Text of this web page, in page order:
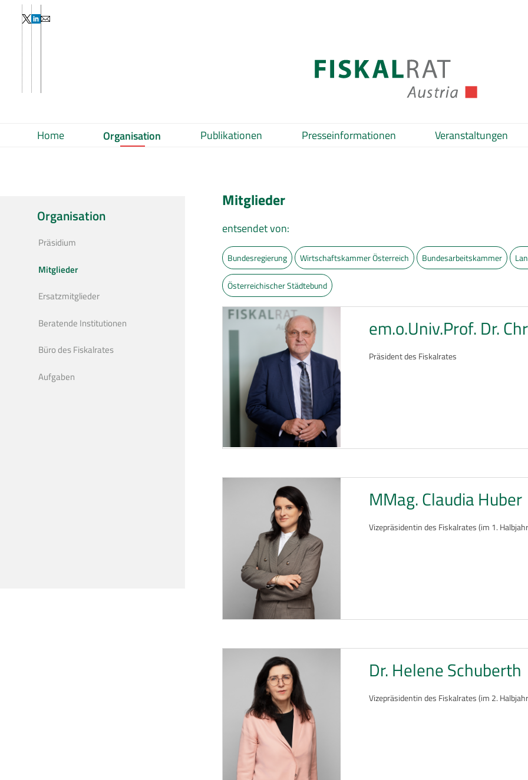
Home Organisation Publikationen Presseinformationen Veranstaltungen
Organisation
Präsidium
Mitglieder
Ersatzmitglieder
Beratende Institutionen
Büro des Fiskalrates
Aufgaben
Mitglieder
entsendet von:
Bundesregierung Wirtschaftskammer Österreich Bundesarbeitskammer
Österreichischer Städtebund
em.o.Univ.Prof. Dr.
Präsident des Fiskalrates
MMag. Claudia Huber
Vizepräsidentin des Fiskalrates (im 1.
Dr. Helene Schuberth
Vizepräsidentin des Fiskalrates (im 2.